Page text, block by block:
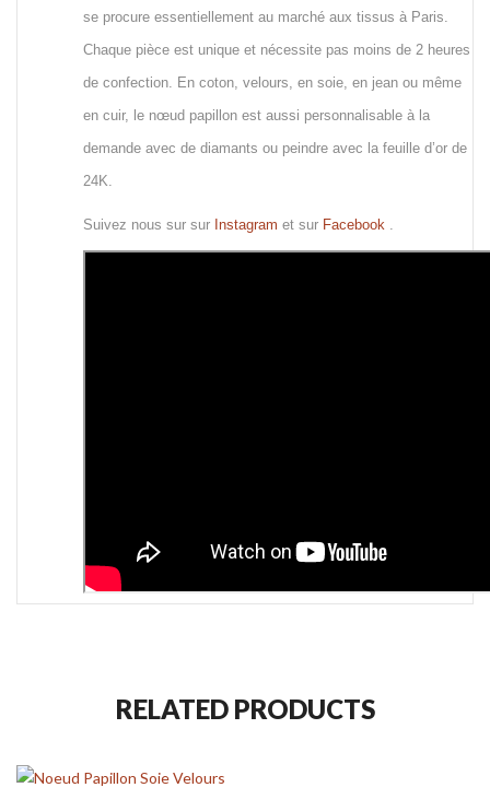
se procure essentiellement au marché aux tissus à Paris.
Chaque pièce est unique et nécessite pas moins de 2 heures
de confection. En coton, velours, en soie, en jean ou même
en cuir, le nœud papillon est aussi personnalisable à la
demande avec de diamants ou peindre avec la feuille d’or de
24K.
Suivez nous sur sur Instagram et sur Facebook
RELATED PRODUCTS